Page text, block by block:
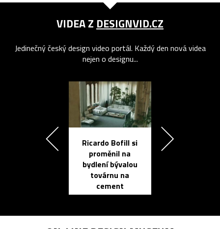
VIDEA Z DESIGNVID.CZ
Jedinečný český design video portál. Každý den nová videa
nejen o designu...
Ricardo Bofill si
proměnil na
bydlení bývalou
továrnu na
cement